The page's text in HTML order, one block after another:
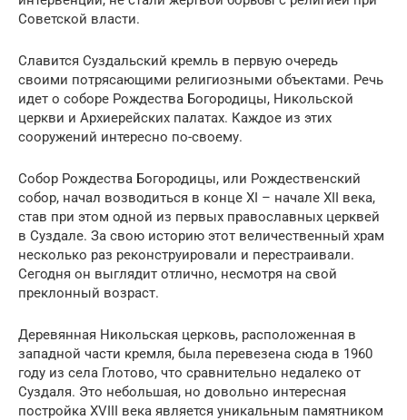
Советской власти.
Славится Суздальский кремль в первую очередь
своими потрясающими религиозными объектами. Речь
идет о соборе Рождества Богородицы, Никольской
церкви и Архиерейских палатах. Каждое из этих
сооружений интересно по-своему.
Собор Рождества Богородицы, или Рождественский
собор, начал возводиться в конце XI – начале XII века,
став при этом одной из первых православных церквей
в Суздале. За свою историю этот величественный храм
несколько раз реконструировали и перестраивали.
Сегодня он выглядит отлично, несмотря на свой
преклонный возраст.
Деревянная Никольская церковь, расположенная в
западной части кремля, была перевезена сюда в 1960
году из села Глотово, что сравнительно недалеко от
Суздаля. Это небольшая, но довольно интересная
постройка XVIII века является уникальным памятником